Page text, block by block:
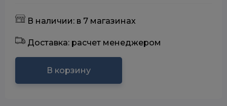
В наличии: в 7 магазинах
Доставка: расчет менеджером
В корзину